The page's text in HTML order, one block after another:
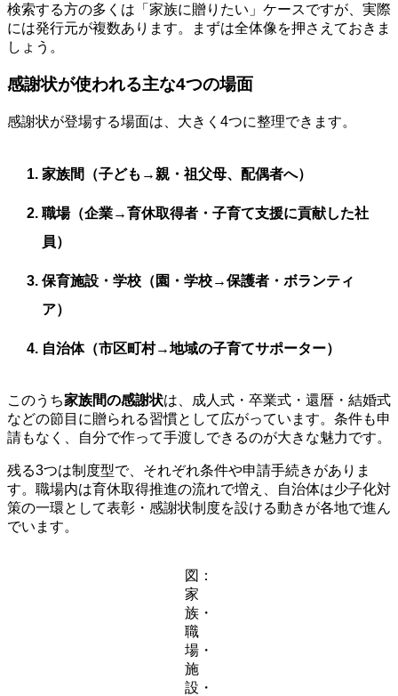
検索する方の多くは「家族に贈りたい」ケースですが、実際
には発行元が複数あります。まずは全体像を押さえておきま
しょう。
感謝状が使われる主な4つの場面
感謝状が登場する場面は、大きく4つに整理できます。
家族間（子ども→親・祖父母、配偶者へ）
職場（企業→育休取得者・子育て支援に貢献した社
員）
保育施設・学校（園・学校→保護者・ボランティ
ア）
自治体（市区町村→地域の子育てサポーター）
このうち家族間の感謝状は、成人式・卒業式・還暦・結婚式
などの節目に贈られる習慣として広がっています。条件も申
請もなく、自分で作って手渡しできるのが大きな魅力です。
残る3つは制度型で、それぞれ条件や申請手続きがありま
す。職場内は育休取得推進の流れで増え、自治体は少子化対
策の一環として表彰・感謝状制度を設ける動きが各地で進ん
でいます。
図：
家
族・
職
場・
施
設・